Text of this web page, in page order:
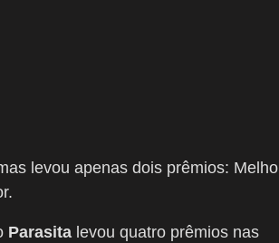
levou apenas dois prêmios:
Parasita levou quatro prêmios nas